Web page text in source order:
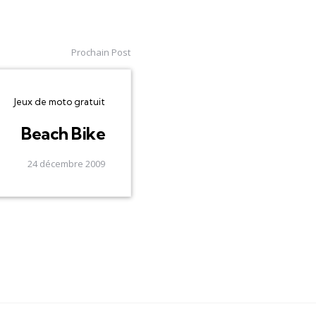
Prochain Post
Jeux de moto gratuit
Beach Bike
24 décembre 2009